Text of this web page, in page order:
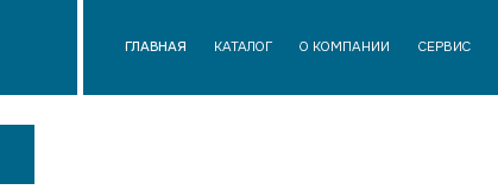
ГЛАВНАЯ КАТАЛОГ О КОМПАНИИ СЕРВИС ЛИЗИНГ